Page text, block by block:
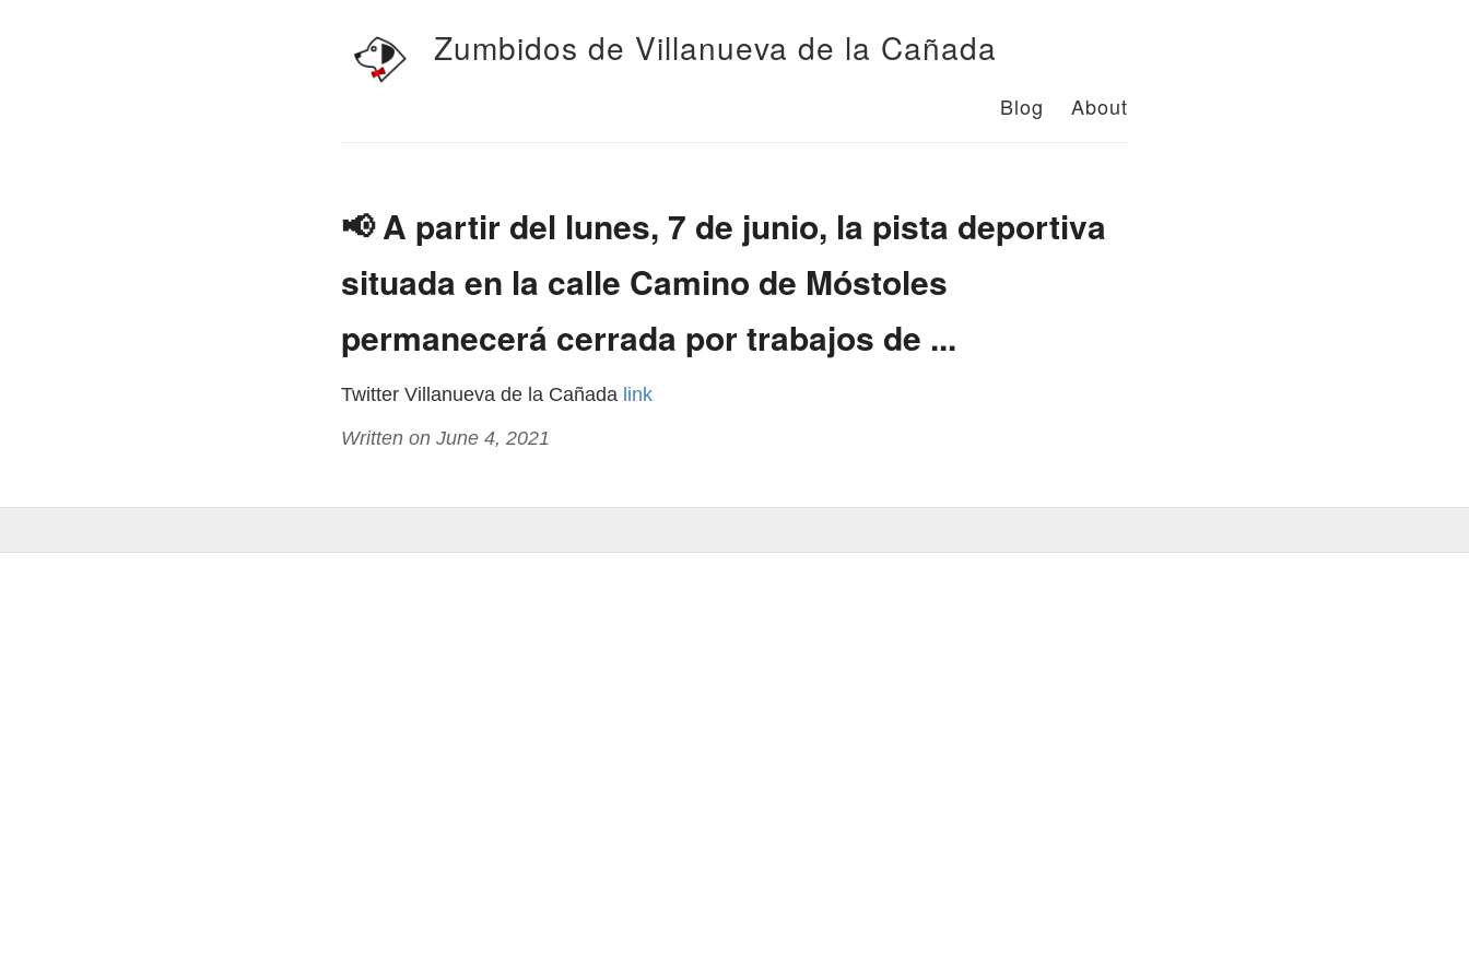
Zumbidos de Villanueva de la Cañada
Blog About
📢 A partir del lunes, 7 de junio, la pista deportiva
situada en la calle Camino de Móstoles
permanecerá cerrada por trabajos de ...
Twitter Villanueva de la Cañada link
Written on June 4, 2021